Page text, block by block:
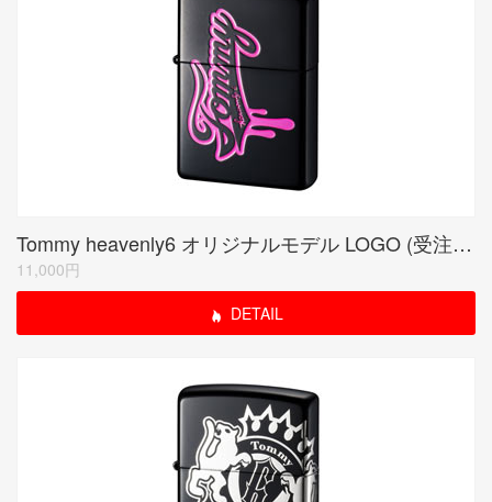
Tommy heavenly6 オリジナルモデル LOGO (受注生産限定品)
11,000円
DETAIL